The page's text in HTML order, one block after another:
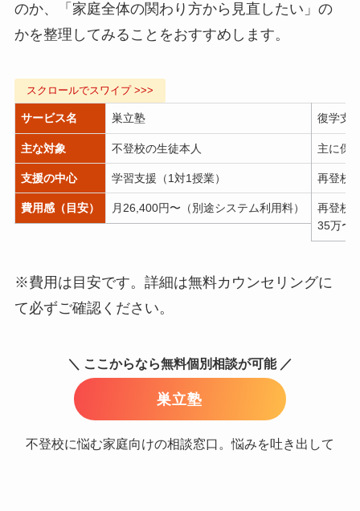
のか、「家庭全体の関わり方から見直したい」の
かを整理してみることをおすすめします。
サービス名
主な対象
支援の中心
費用感（目安）
巣立塾
不登校の生徒本人
学習支援（1対1授業）
月26,400円〜（別途システム利用料）
復学支
主に保
再登校
再登校
35万〜
※費用は目安です。詳細は無料カウンセリングに
て必ずご確認ください。
＼ ここからなら無料個別相談が可能 ／
巣立塾
不登校に悩む家庭向けの相談窓口。悩みを吐き出して